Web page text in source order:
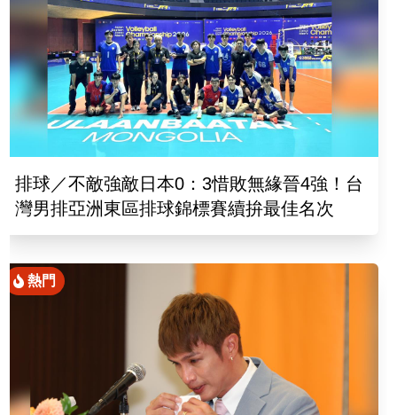
排球／不敵強敵日本0：3惜敗無緣晉4強！台
灣男排亞洲東區排球錦標賽續拚最佳名次
熱門